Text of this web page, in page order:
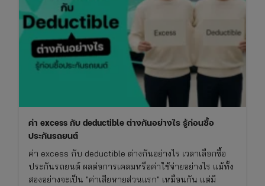
ค่า excess กับ deductible ต่างกันอย่างไร รู้ก่อนซื้อ
ประกันรถยนต์
ค่า excess กับ deductible ต่างกันอย่างไร เวลาเลือกซื้อ
ประกันรถยนต์ ผลต่อการเคลมหรือค่าใช้จ่ายอย่างไร แม้ทั้ง
สองอย่างจะเป็น "ค่าเสียหายส่วนแรก" เหมือนกัน แต่มี